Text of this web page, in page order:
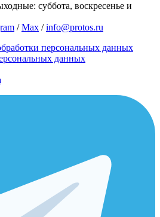
суббота, воскресенье и
/Max /info@protos.ru
персональных данных
данных